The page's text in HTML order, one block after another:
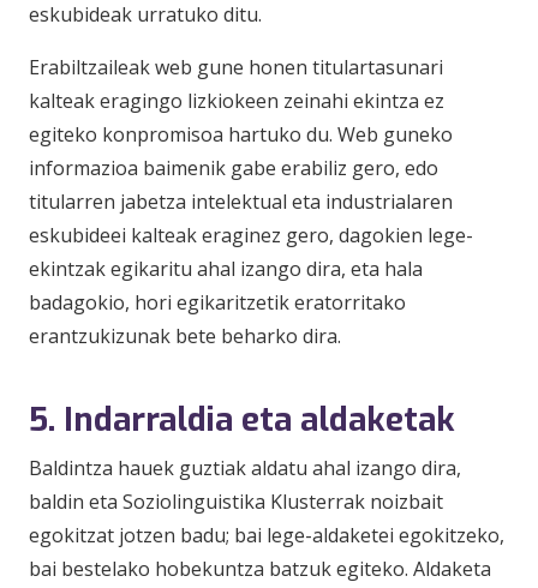
eskubideak urratuko ditu.
Erabiltzaileak web gune honen titulartasunari
kalteak eragingo lizkiokeen zeinahi ekintza ez
egiteko konpromisoa hartuko du. Web guneko
informazioa baimenik gabe erabiliz gero, edo
titularren jabetza intelektual eta industrialaren
eskubideei kalteak eraginez gero, dagokien lege-
ekintzak egikaritu ahal izango dira, eta hala
badagokio, hori egikaritzetik eratorritako
erantzukizunak bete beharko dira.
5. Indarraldia eta aldaketak
Baldintza hauek guztiak aldatu ahal izango dira,
baldin eta Soziolinguistika Klusterrak noizbait
egokitzat jotzen badu; bai lege-aldaketei egokitzeko,
bai bestelako hobekuntza batzuk egiteko. Aldaketa